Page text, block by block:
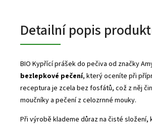
Detailní popis
BIO Kypřící prášek do pečiva od značky
bezlepkové pečení, který oceníte při
receptura je zcela bez fosfátů, což z něj
moučníky a pečení z celozrnné mouky.
Při výrobě klademe důraz na čisté